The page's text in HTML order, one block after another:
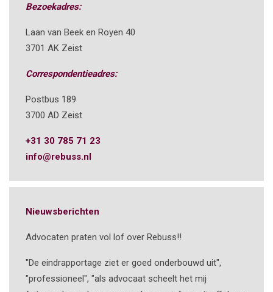
Bezoekadres:
Laan van Beek en Royen 40
3701 AK Zeist
Correspondentieadres:
Postbus 189
3700 AD Zeist
+31 30 785 71 23
info@rebuss.nl
Nieuwsberichten
Advocaten praten vol lof over Rebuss!!
"De eindrapportage ziet er goed onderbouwd uit",
"professioneel", "als advocaat scheelt het mij